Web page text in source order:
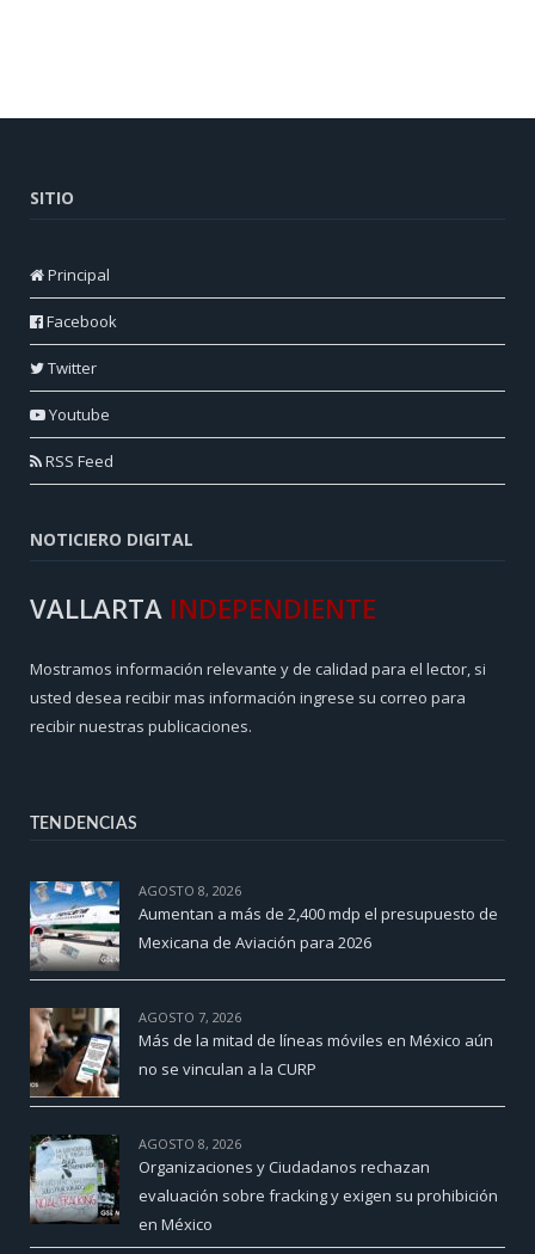
SITIO
Principal
Facebook
Twitter
Youtube
RSS Feed
NOTICIERO DIGITAL
VALLARTA INDEPENDIENTE
Mostramos información relevante y de calidad para el lector, si
usted desea recibir mas información ingrese su correo para
recibir nuestras publicaciones.
TENDENCIAS
AGOSTO 8, 2026
Aumentan a más de 2,400 mdp el presupuesto de
Mexicana de Aviación para 2026
AGOSTO 7, 2026
Más de la mitad de líneas móviles en México aún
no se vinculan a la CURP
AGOSTO 8, 2026
Organizaciones y Ciudadanos rechazan
evaluación sobre fracking y exigen su prohibición
en México